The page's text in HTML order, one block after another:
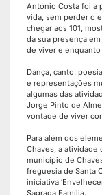
António Costa foi a
vida, sem perder o
chegar aos 101,
da sua presença
de viver e
Dança, canto,
e representações
algumas das
Jorge Pinto de
vontade de viver
Para além dos
Chaves, a
município de
freguesia de Santa
iniciativa
Sagrada Família.